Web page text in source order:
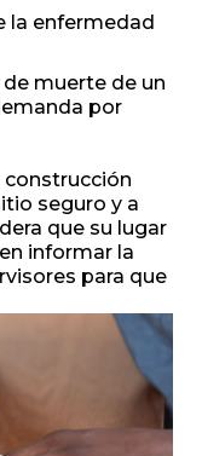
la enfermedad
muerte de un
por
construcción
seguro y a
que su lugar
informar la
para que